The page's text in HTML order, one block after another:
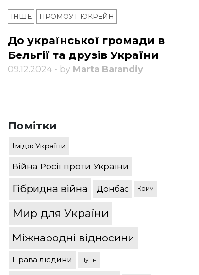
ІНШЕ ПРОМОУТ ЮКРЕЙН
До української громади в
Бельгії та друзів України
09.12.2024 • by Marta Barandiy
Помітки
Імідж України
Війна Росії проти України
Гібридна війна Донбас Крим
Мир для України
Міжнародні відносини
Права людини Путін